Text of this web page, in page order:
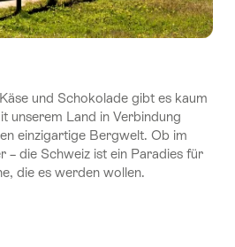
und Schokolade gibt es kaum
unserem Land in Verbindung
einzigartige Bergwelt. Ob im
– die Schweiz ist ein Paradies für
die es werden wollen.